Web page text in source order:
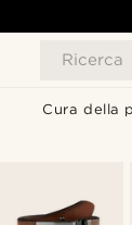
Ricerca
Cura della